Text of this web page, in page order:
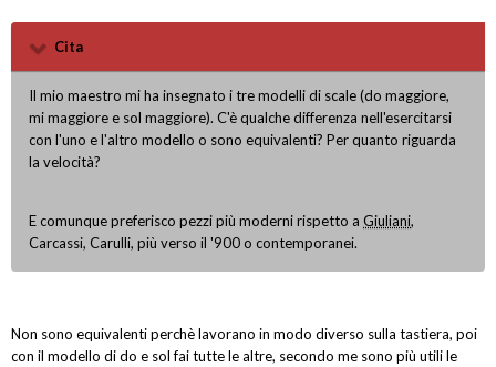
Cita
Il mio maestro mi ha insegnato i tre modelli di scale (do maggiore,
mi maggiore e sol maggiore). C'è qualche differenza nell'esercitarsi
con l'uno e l'altro modello o sono equivalenti? Per quanto riguarda
la velocità?
E comunque preferisco pezzi più moderni rispetto a Giuliani,
Carcassi, Carulli, più verso il '900 o contemporanei.
Non sono equivalenti perchè lavorano in modo diverso sulla tastiera, poi
con il modello di do e sol fai tutte le altre, secondo me sono più utili le